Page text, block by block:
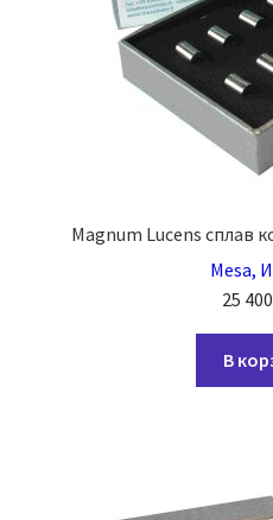
Magnum Lucens сплав
Mesa,
25
В